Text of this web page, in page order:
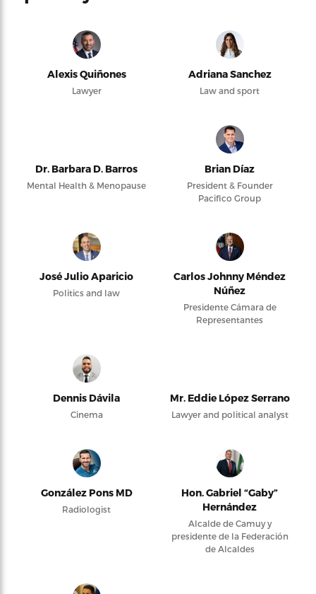
Alexis Quiñones
Lawyer
Adriana Sanchez
Law and sport
Dr. Barbara D. Barros
Mental Health & Menopause
Brian Díaz
President & Founder
Pacifico Group
José Julio Aparicio
Politics and law
Carlos Johnny Méndez
Núñez
Presidente Cámara de
Representantes
Dennis Dávila
Cinema
Mr. Eddie López Serrano
Lawyer and political analyst
González Pons MD
Radiologist
Hon. Gabriel “Gaby”
Hernández
Alcalde de Camuy y
presidente de la Federación
de Alcaldes